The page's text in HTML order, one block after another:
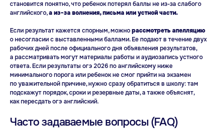
становится понятно, чторебенок потерял баллы неиз-за слабого
английского,аиз-за волнения, письма или устной части.
Если результат кажется спорным, можнорассмотреть апелляцию
онесогласии с выставленными баллами. Ее подают втечение двух
рабочих дней после официального дня объявления результатов,
а рассматривать могут материалы работы иаудиозапись устного
ответа. Если результаты огэ 2026 поанглийскому ниже
минимального порога илиребенок несмог прийти на экзамен
поуважительной причине, нужно сразу обратиться вшколу: там
подскажут порядок, сроки ирезервные даты, а также объяснят,
какпересдать огэ английский.
Часто задаваемые вопросы (FAQ)
Присоединяйтесь
к Anecole